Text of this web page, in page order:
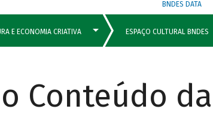
BNDES DATA
Conteúdo